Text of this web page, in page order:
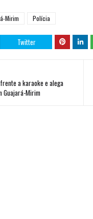
Mirim Polícia
Twitter
a karaoke e alega
Guajará-Mirim